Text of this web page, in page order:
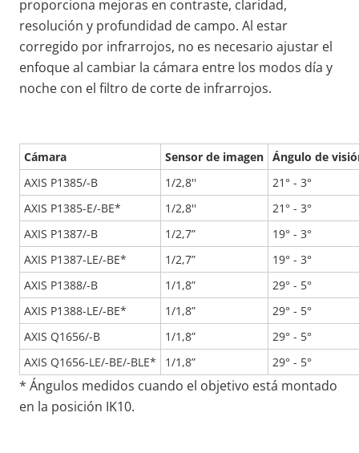
proporciona mejoras en contraste, claridad,
resolución y profundidad de campo. Al estar
corregido por infrarrojos, no es necesario ajustar el
enfoque al cambiar la cámara entre los modos día y
noche con el filtro de corte de infrarrojos.
Cámara Sensor de imagen Ángulo de
AXIS P1385/-B
1/2,8''
21° - 3°
AXIS P1385-E/-BE*
1/2,8''
21° - 3°
AXIS P1387/-B
1/2,7”
19° - 3°
AXIS P1387-LE/-BE*
1/2,7”
19° - 3°
AXIS P1388/-B
1/1,8”
29° - 5°
AXIS P1388-LE/-BE*
1/1,8”
29° - 5°
AXIS Q1656/-B
1/1,8”
29° - 5°
AXIS Q1656-LE/-BE/-BLE*
1/1,8” 29° - 5°
* Ángulos medidos cuando el objetivo está montado
en la posición IK10.